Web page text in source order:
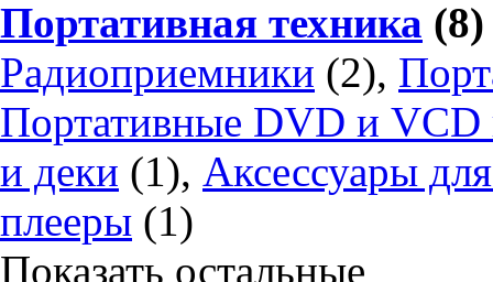
Портативная техника (8)
Радиоприемники (2),
Портативные DVD и VCD
и деки (1), Аксессуары
плееры (1)
Показать остальные